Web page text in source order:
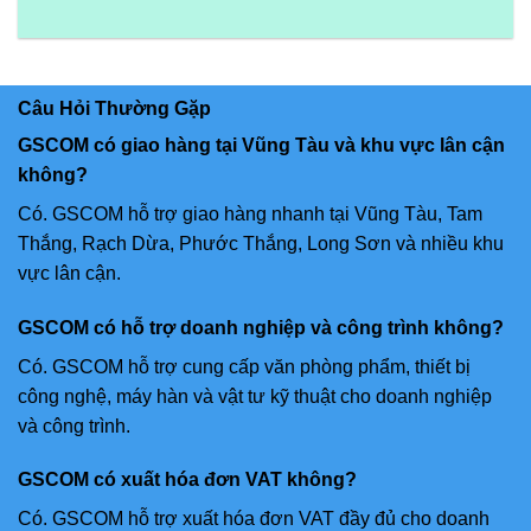
Câu Hỏi Thường Gặp
GSCOM có giao hàng tại Vũng Tàu và khu vực lân cận
không?
Có. GSCOM hỗ trợ giao hàng nhanh tại Vũng Tàu, Tam
Thắng, Rạch Dừa, Phước Thắng, Long Sơn và nhiều khu
vực lân cận.
GSCOM có hỗ trợ doanh nghiệp và công trình không?
Có. GSCOM hỗ trợ cung cấp văn phòng phẩm, thiết bị
công nghệ, máy hàn và vật tư kỹ thuật cho doanh nghiệp
và công trình.
GSCOM có xuất hóa đơn VAT không?
Có. GSCOM hỗ trợ xuất hóa đơn VAT đầy đủ cho doanh